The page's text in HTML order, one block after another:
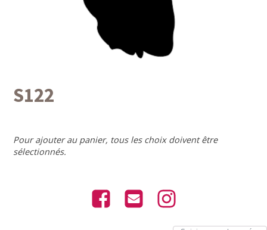
S122
Pour ajouter au panier, tous les choix doivent être
sélectionnés.